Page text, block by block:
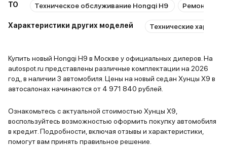
ТО Техническое обслуживание Hongqi H9 Ремонт
Характеристики других моделей Технические
Купить новый Hongqi H9 в Москве у официальных дилеров. На
autospot.ru представлены различные комплектации на 2026
год, в наличии 3 автомобиля. Цены на новый седан Хунцы Х9 в
автосалонах начинаются от 4 971 840 рублей.
Ознакомьтесь с актуальной стоимостью Хунцы Х9,
воспользуйтесь возможностью оформить покупку автомобиля
в кредит. Подробности, включая отзывы и характеристики,
помогут вам принять правильное решение.